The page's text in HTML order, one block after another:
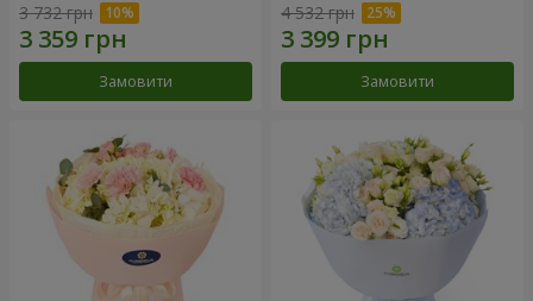
3 732 грн
Замовити
4 532 грн
Замовити